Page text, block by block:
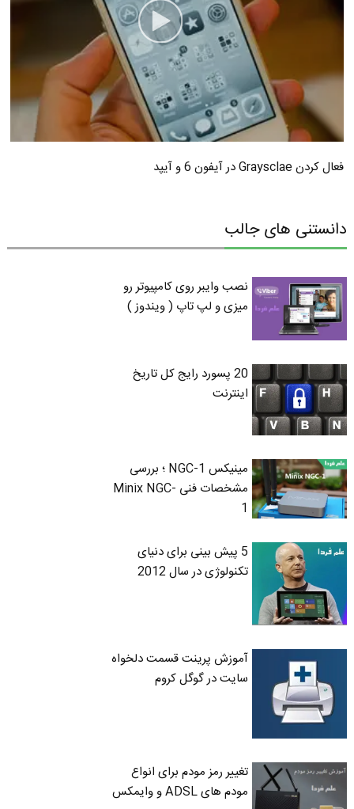
فعال کردن Graysclae در آیفون 6 و آیپد
دانستنی های جالب
نصب وایبر روی کامپیوتر رو
میزی و لپ تاپ ( ویندوز )
20 پسورد رایج کل تاریخ
اینترنت
مینیکس NGC-1 ؛ بررسی
مشخصات فنی Minix NGC-
1
5 پیش بینی برای دنیای
تکنولوژی در سال 2012
آموزش پرینت قسمت دلخواه
سایت در گوگل کروم
تغییر رمز مودم برای انواع
مودم های ADSL و وایمکس